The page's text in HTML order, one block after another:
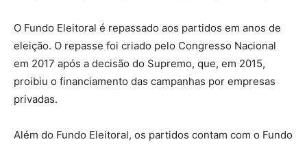
O Fundo Eleitoral é repassado aos partidos em anos de
eleição. O repasse foi criado pelo Congresso Nacional
em 2017 após a decisão do Supremo, que, em 2015,
proibiu o financiamento das campanhas por empresas
privadas.
Além do Fundo Eleitoral, os partidos contam com o Fundo